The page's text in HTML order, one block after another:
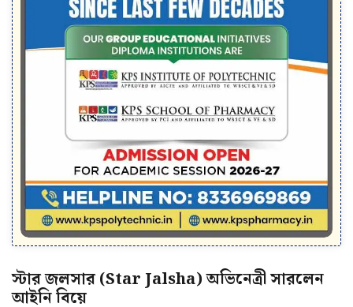
স্টার জলসার (Star Jalsha) অভিনেত্রী সারলেন
আইনি বিয়ে